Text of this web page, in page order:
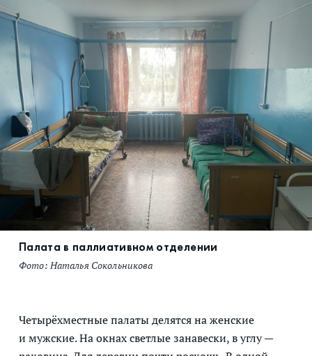
Палата в паллиативном отделении
Фото: Наталья Сокольникова
Четырёхместные палаты делятся на женские
и мужские. На окнах светлые занавески, в углу —